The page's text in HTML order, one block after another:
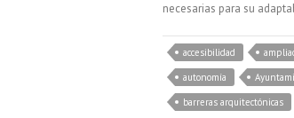
necesarias para su
accesibilidad
autonomía
barreras arquitectónicas